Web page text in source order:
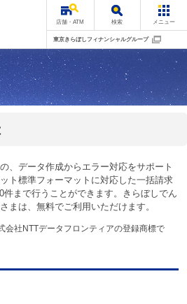
店舗・ATM 検索 メニュー
東京きらぼしフィナンシャルグループ
、データ作成からエラー対応をサポート
ト標準フォーマットに対応した一括請求
件まで行うことができます。きらぼしでん
まは、無料でご利用いただけます。
会社NTTデータフロンティアの登録商標で